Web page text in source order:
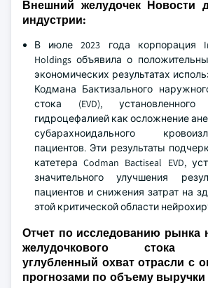
Внешний желудочек Новости
индустрии:
В июле 2023 года корпорация
Holdings объявила о
экономических результатах
Кодмана Бактизального
стока (EVD),
гидроцефалией как осложнение
субарахноидального
пациентов. Эти результаты
катетера Codman Bactiseal EVD,
значительного улучшения
пациентов и снижения затрат на
этой критической области
Отчет по исследованию рынка
желудочкового стока
углубленный охват отрасли с
прогнозами по объему выручки